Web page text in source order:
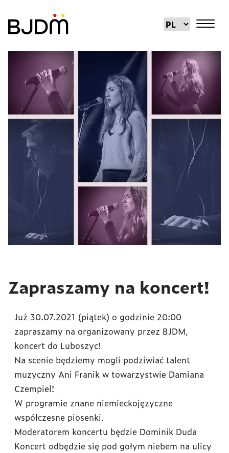
Zapraszamy na koncert!
Już 30.07.2021 (piątek) o godzinie 20:00
zapraszamy na organizowany przez BJDM,
koncert do Luboszyc!
Na scenie będziemy mogli podziwiać talent
muzyczny Ani Franik w towarzystwie Damiana
Czempiel!
W programie znane niemieckojęzyczne
współczesne piosenki.
Moderatorem koncertu będzie Dominik Duda
Koncert odbędzie się pod gołym niebem na ulicy